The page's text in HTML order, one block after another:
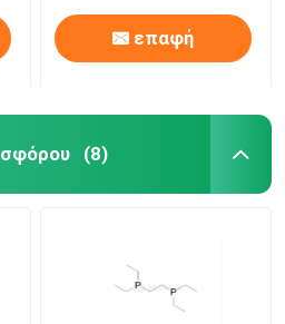
επαφή
(8)